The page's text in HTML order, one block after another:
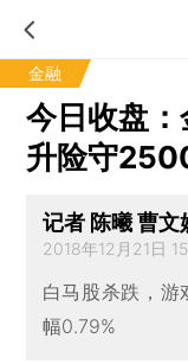
金融
今日收盘
升险守
记者 陈曦 曹文
2018年12月21日
白马股杀跌，游
幅0.79%